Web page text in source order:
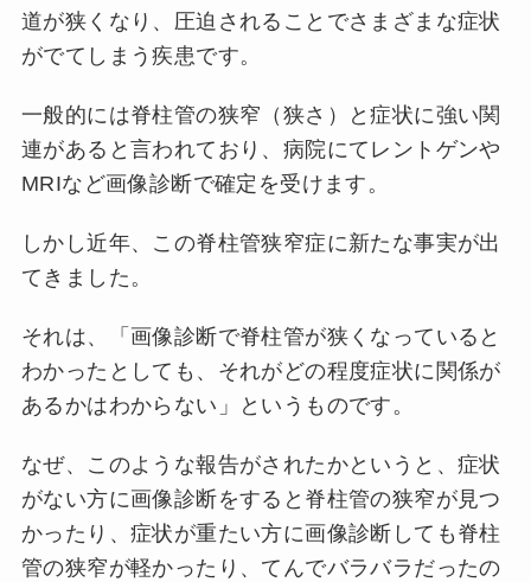
道が狭くなり、圧迫されることでさまざまな症状
がでてしまう疾患です。
一般的には脊柱管の狭窄（狭さ）と症状に強い関
連があると言われており、病院にてレントゲンや
MRIなど画像診断で確定を受けます。
しかし近年、この脊柱管狭窄症に新たな事実が出
てきました。
それは、「画像診断で脊柱管が狭くなっていると
わかったとしても、それがどの程度症状に関係が
あるかはわからない」というものです。
なぜ、このような報告がされたかというと、症状
がない方に画像診断をすると脊柱管の狭窄が見つ
かったり、症状が重たい方に画像診断しても脊柱
管の狭窄が軽かったり、てんでバラバラだったの